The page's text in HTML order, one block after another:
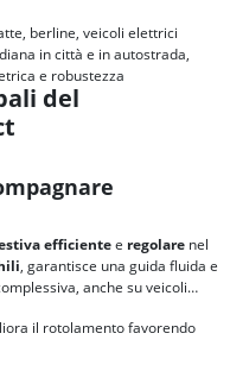
berline, veicoli elettrici
in città e in autostrada,
e robustezza
del
efficientee regolare nel
, garantisce una guida fluida e
anche su veicoli
il rotolamento favorendo